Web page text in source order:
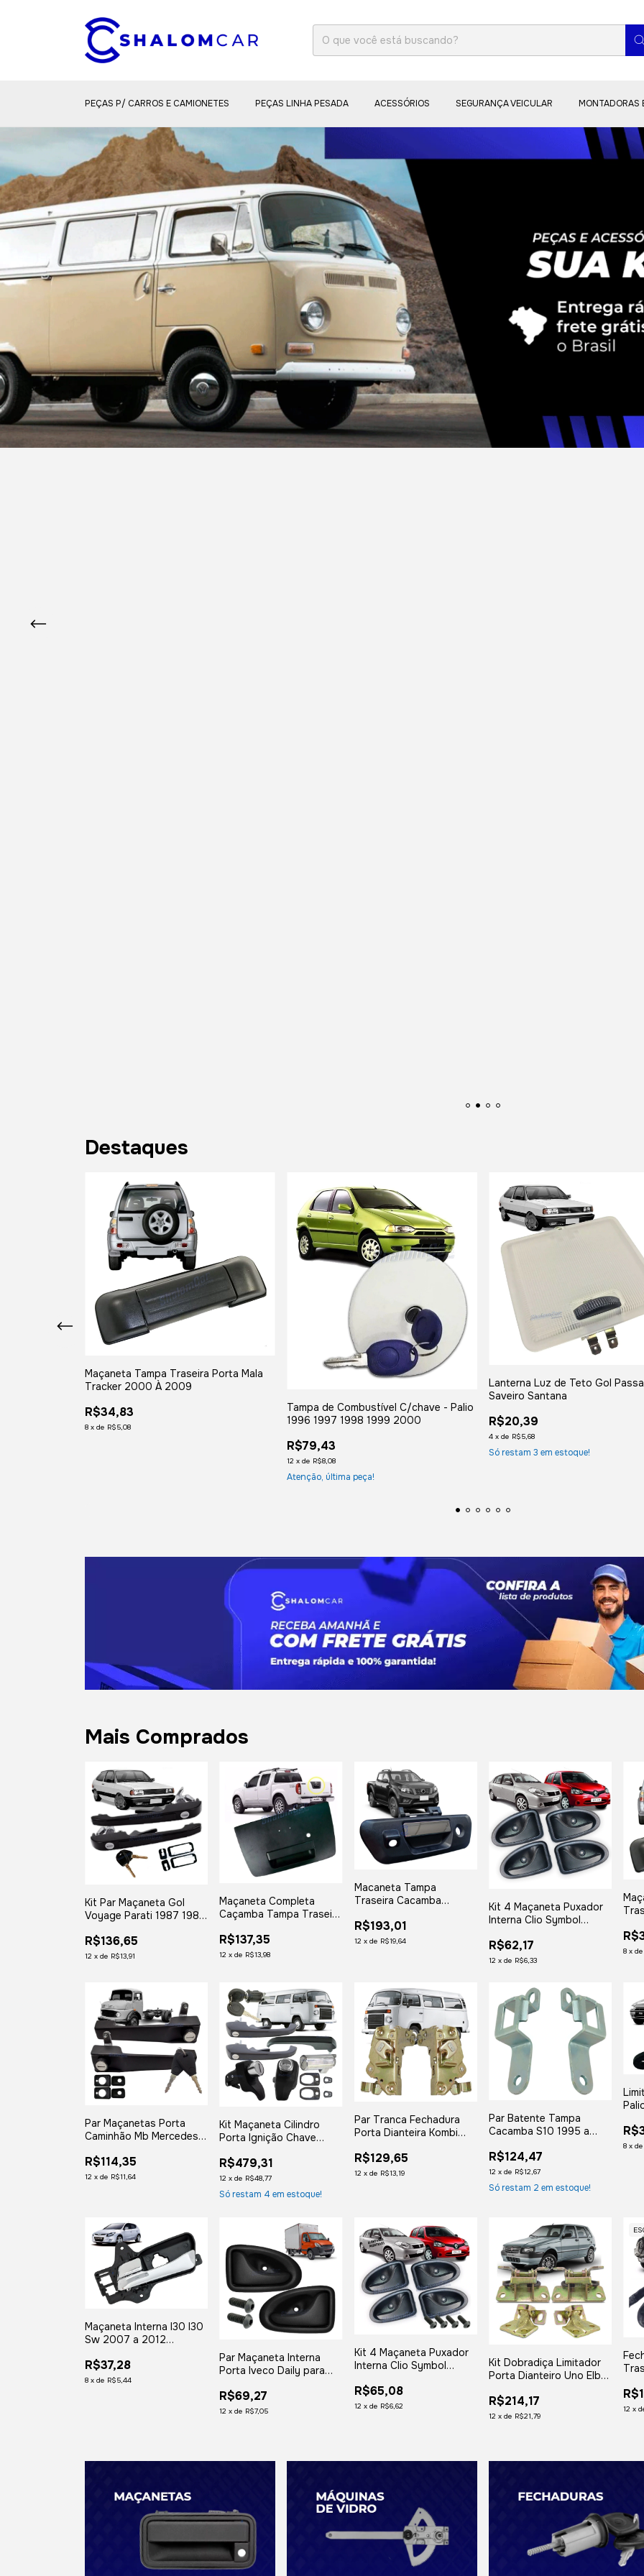
PEÇAS P/ CARROS E CAMIONETES PEÇAS LINHA PESADA ACESSÓRIOS SEGURANÇA VEICULAR MONTADORAS
Destaques
Maçaneta Tampa Traseira Porta Mala
Tracker 2000 À 2009
R$34,83
8 x de R$5,08
Tampa de Combustível C/chave - Palio
1996 1997 1998 1999 2000
R$79,43
12 x de R$8,08
Atenção, última peça!
Lanterna Luz de Teto Gol
Saveiro Santana
R$20,39
4 x de R$5,68
Só restam 3 em estoque!
Mais Comprados
Kit Par Maçaneta Gol
Voyage Parati 1987 1988
1993 1994 a 1996
Quadrado Original
R$136,65
12 x de R$13,91
Maçaneta Completa
Caçamba Tampa Traseira
2008 2009 2010 2011
2012 em Diante
R$137,35
12 xde R$13,98
Macaneta Tampa
Traseira Cacamba
2020 2021 C/ Furo P/
Camera
R$193,01
12 x de R$19,64
Kit 4 Maçaneta Puxador
Interna Clio Symbol
R$62,17
12 x de R$6,33
8 xde
Par Maçanetas Porta
Caminhão Mb Mercedes
R$114,35
12 x de R$11,64
Kit Maçaneta Cilindro
Porta Ignição Chave
1999 2000 2001 2002
2003 2004 a 2013
R$479,31
12 xde R$48,77
Só restam 4 em estoque!
Par Tranca Fechadura
Porta Dianteira Kombi
Worker Delivery Titan
R$129,65
12 x de R$13,19
Par Batente Tampa
Cacamba S10 1995 a
R$124,47
12 x de R$12,67
Só restam 2 em estoque!
8 xde
Maçaneta Interna I30 I30
Sw 2007 a 2012
R$37,28
8 x de R$5,44
Par Maçaneta Interna
Porta Iveco Daily para
R$69,27
12 xde R$7,05
Kit 4 Maçaneta Puxador
Interna Clio Symbol
R$65,08
12 x de R$6,62
Kit Dobradiça Limitador
Porta Dianteiro Uno Elba
R$214,17
12 x de R$21,79
12 x